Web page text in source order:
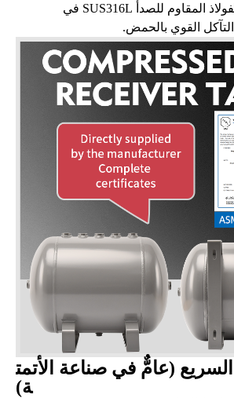
ويمكن الترقية إلى الفولاذ المقاوم للصدأ SUS316L في
القوي بالحمض.
(عامٌّ في صناعة الأتمت
ة)